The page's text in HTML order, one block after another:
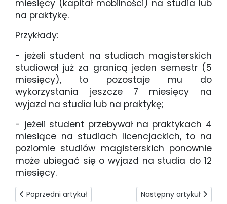
miesięcy (kapitał mobilności) na studia lub
na praktykę.
Przykłady:
- jeżeli student na studiach magisterskich
studiował już za granicą jeden semestr (5
miesięcy), to pozostaje mu do
wykorzystania jeszcze 7 miesięcy na
wyjazd na studia lub na praktykę;
- jeżeli student przebywał na praktykach 4
miesiące na studiach licencjackich, to na
poziomie studiów magisterskich ponownie
może ubiegać się o wyjazd na studia do 12
miesięcy.
Poprzedni artykuł: Karta Szkolnictwa Wyższego Erasmus
Poprzedni artykuł Następny artykuł:
Następny artykuł